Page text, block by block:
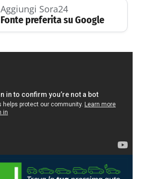
Aggiungi Sora24
Fonte preferita su Google